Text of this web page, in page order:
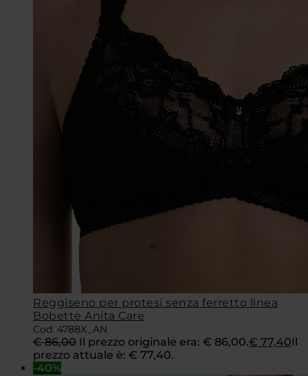
Reggiseno per protesi senza ferretto linea
Bobette Anita Care
Cod. 4788X_AN
€86,00 Il prezzo originale era: € 86,00.€ 77,40Il
prezzo attuale è: € 77,40.
-40%